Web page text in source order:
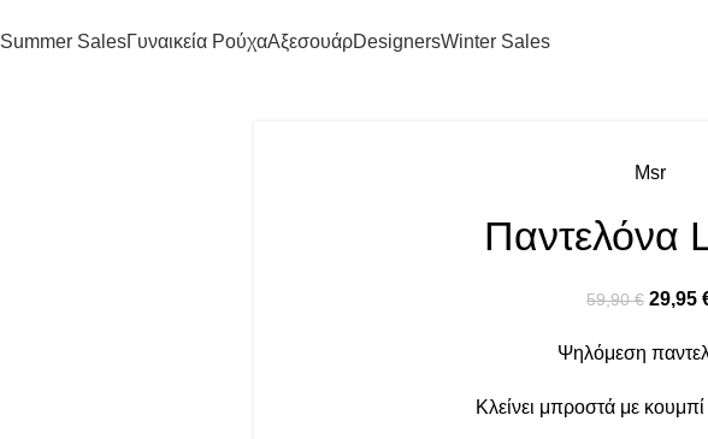
Summer SalesΓυναικεία ΡούχαΑξεσουάρDesignersWinter Sales
Msr
Παντελόνα
59,90€ 29,95
Ψηλόμεση
Κλείνει μπροστά με